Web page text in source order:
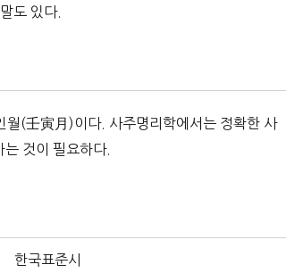
도 있다.
월(壬寅月)이다. 사주명리학에서는 정확한 사
는 것이 필요하다.
한국표준시